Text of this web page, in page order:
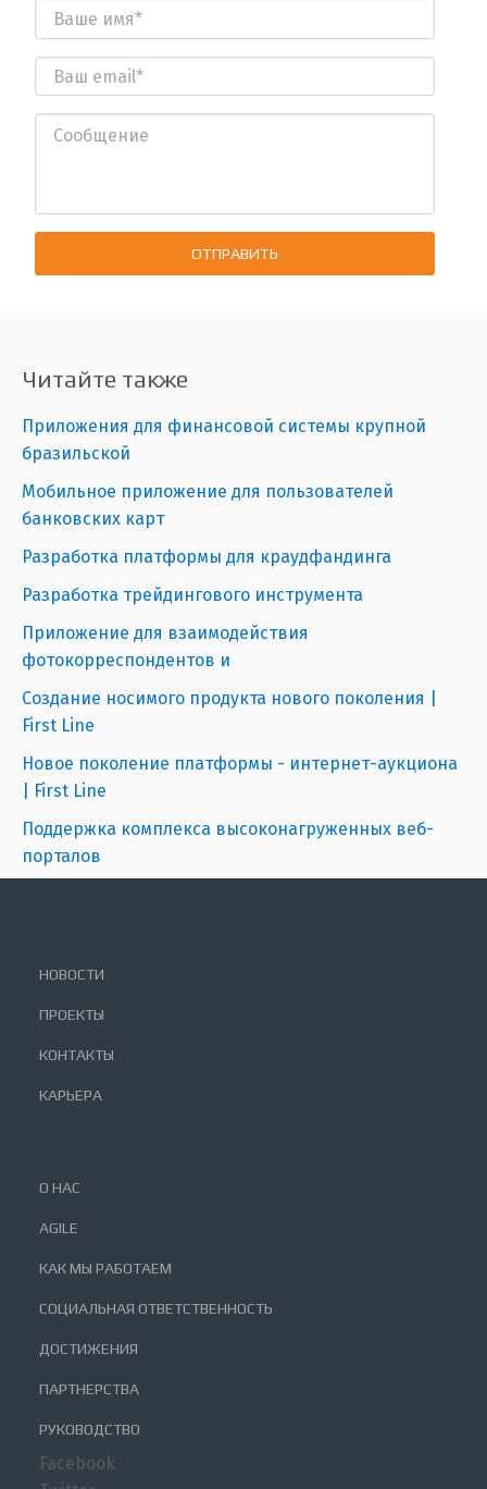
ОТПРАВИТЬ
Читайте также
Приложения для финансовой системы крупной
бразильской
Мобильное приложение для пользователей
банковских карт
Разработка платформы для краудфандинга
Разработка трейдингового инструмента
Приложение для взаимодействия
фотокорреспондентов и
Создание носимого продукта нового поколения |
First Line
Новое поколение платформы - интернет-аукциона
| First Line
Поддержка комплекса высоконагруженных веб-
порталов
НОВОСТИ
ПРОЕКТЫ
КОНТАКТЫ
КАРЬЕРА
О НАС
AGILE
КАК МЫ РАБОТАЕМ
СОЦИАЛЬНАЯ ОТВЕТСТВЕННОСТЬ
ДОСТИЖЕНИЯ
ПАРТНЕРСТВА
РУКОВОДСТВО
Facebook